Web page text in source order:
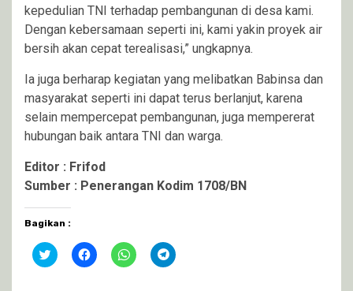
kepedulian TNI terhadap pembangunan di desa kami.
Dengan kebersamaan seperti ini, kami yakin proyek air
bersih akan cepat terealisasi,” ungkapnya.
Ia juga berharap kegiatan yang melibatkan Babinsa dan
masyarakat seperti ini dapat terus berlanjut, karena
selain mempercepat pembangunan, juga mempererat
hubungan baik antara TNI dan warga.
Editor : Frifod
Sumber : Penerangan Kodim 1708/BN
Bagikan :
Klik
untuk
Klik
untuk
Klik
untuk
Klik
untuk